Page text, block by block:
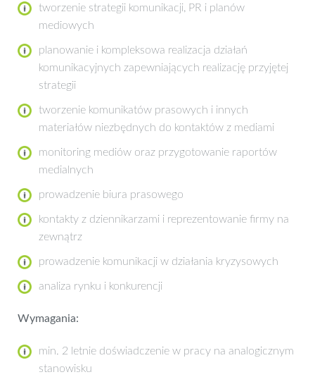
tworzenie strategii komunikacji, PR i planów
mediowych
planowanie i kompleksowa realizacja działań
komunikacyjnych zapewniających realizację przyjętej
strategii
tworzenie komunikatów prasowych i innych
materiałów niezbędnych do kontaktów z mediami
monitoring mediów oraz przygotowanie raportów
medialnych
prowadzenie biura prasowego
kontakty z dziennikarzami i reprezentowanie firmy na
zewnątrz
prowadzenie komunikacji w działania kryzysowych
analiza rynku i konkurencji
Wymagania:
min. 2 letnie doświadczenie w pracy na analogicznym
stanowisku